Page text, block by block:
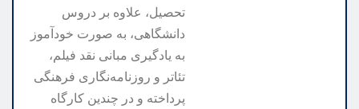
تحصیل، علاوه بر دروس
دانشگاهی، به صورت خودآموز
به یادگیری مبانی نقد فیلم،
تئاتر و روزنامه‌نگاری فرهنگی
پرداخته و در چندین کارگاه